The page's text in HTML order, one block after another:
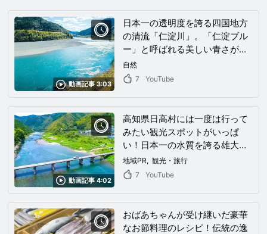
動画記事 3:03
日本一の透明度を誇る四国地方
の清流「仁淀川」。「仁淀ブル
ー」と呼ばれる美しい青さが広
がる河川で神秘の世界を堪能
自然
7
YouTube
動画記事 4:02
高知県日高村には一度は行って
みたい観光スポットがいっぱ
い！日本一の水質を誇る雄大な
仁淀川、その清流沿いにある自
然豊かな村をゆったり観光しよ
地域PR
観光・旅行
7
YouTube
おばあちゃんが受け継いだ豪華
なお節料理のレシピ！伝統の逸